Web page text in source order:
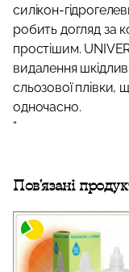
силікон-
робить догляд за
простішим.
видалення
сльозової плівки,
одночасно.
“
Пов'язані